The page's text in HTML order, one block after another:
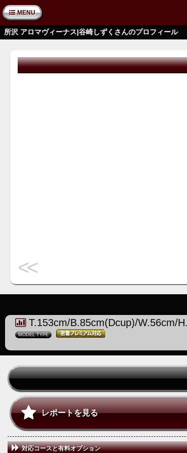
MENU
所沢 アロマヴィーナス|谷崎しずくさんのプロフィール
<<
T.153cm/B.85cm(Dcup)/W.56cm/
MODEL TYPE
レポートを見る
対応コースと有料オプション